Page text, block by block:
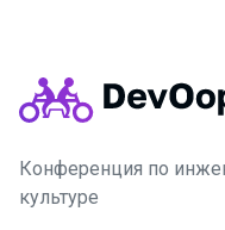
Конференция по
культуре